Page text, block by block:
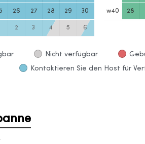
26 27 28 29 30
2 3 4 5 6
w40 28
Nicht verfügbar
Kontaktieren Sie den Host für